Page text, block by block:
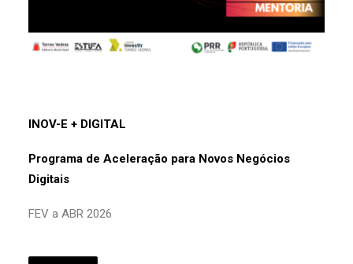
INOV-E + DIGITAL
Programa de Aceleração para Novos Negócios
Digitais
FEV a ABR 2026